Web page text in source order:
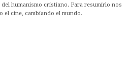
humanismo cristiano. Para resumirlo nos
el cine, cambiando el mundo.